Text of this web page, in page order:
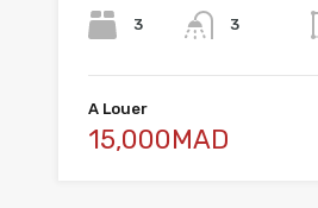
3 3
A Louer
15,000MAD